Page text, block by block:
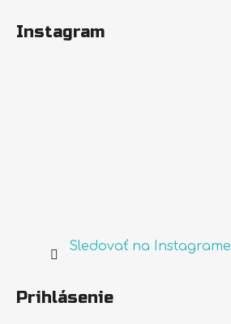
Instagram
Sledovať na Instagrame
Prihlásenie